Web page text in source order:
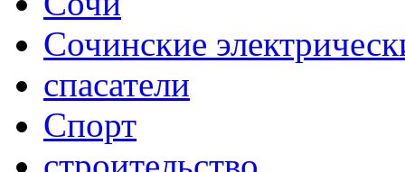
Сочинские
спасатели
Спорт